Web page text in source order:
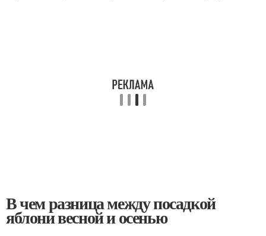
В чем разница между посадкой
яблони весной и осенью